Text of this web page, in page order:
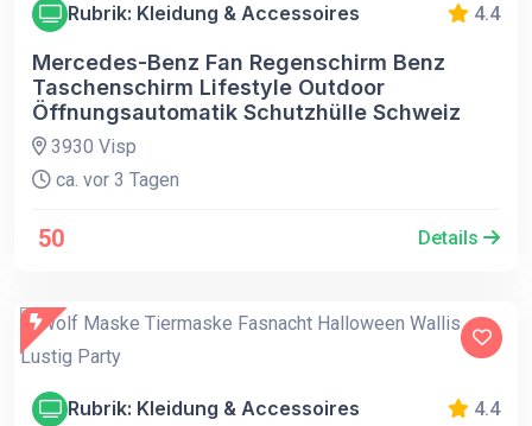
Rubrik: Kleidung & Accessoires 4.4
Mercedes-Benz Fan Regenschirm Benz
Taschenschirm Lifestyle Outdoor
Öffnungsautomatik Schutzhülle Schweiz
3930 Visp
ca. vor 3 Tagen
50 Details
Rubrik: Kleidung & Accessoires 4.4